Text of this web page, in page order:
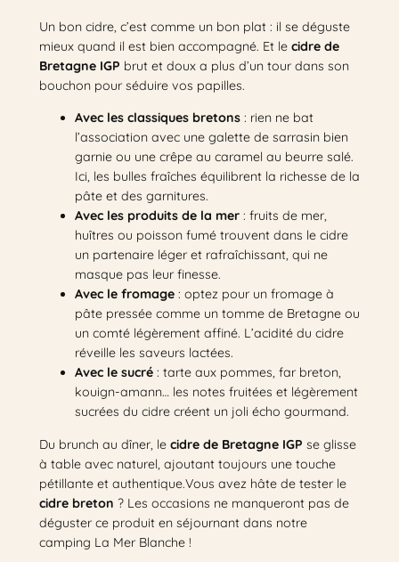
Un bon cidre, c’est comme un bon plat : il se déguste
mieux quand il est bien accompagné. Et le cidre de
Bretagne IGP brut et doux a plus d’un tour dans son
bouchon pour séduire vos papilles.
Avec les classiques bretons: rien ne bat
l’association avec une galette de sarrasin bien
garnie ou une crêpe au caramel au beurre salé.
Ici, les bulles fraîches équilibrent la richesse de la
pâte et des garnitures.
Avec les produits de la mer: fruits de mer,
huîtres ou poisson fumé trouvent dans le cidre
un partenaire léger et rafraîchissant, qui ne
masque pas leur finesse.
Avec le fromage: optez pour un fromage à
pâte pressée comme un tomme de Bretagne ou
un comté légèrement affiné. L’acidité du cidre
réveille les saveurs lactées.
Avec le sucré: tarte aux pommes, far breton,
kouign-amann… les notes fruitées et légèrement
sucrées du cidre créent un joli écho gourmand.
Du brunch au dîner, le cidre de Bretagne IGP se glisse
à table avec naturel, ajoutant toujours une touche
pétillante et authentique.Vous avez hâte de tester le
cidre breton ? Les occasions ne manqueront pas de
déguster ce produit en séjournant dans notre
camping La Mer Blanche !